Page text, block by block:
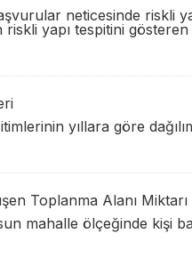
neticesinde riskli
riskli yapı tespitini
yıllara göre
Toplanma Alanı Miktarı
mahalle ölçeğinde kişi